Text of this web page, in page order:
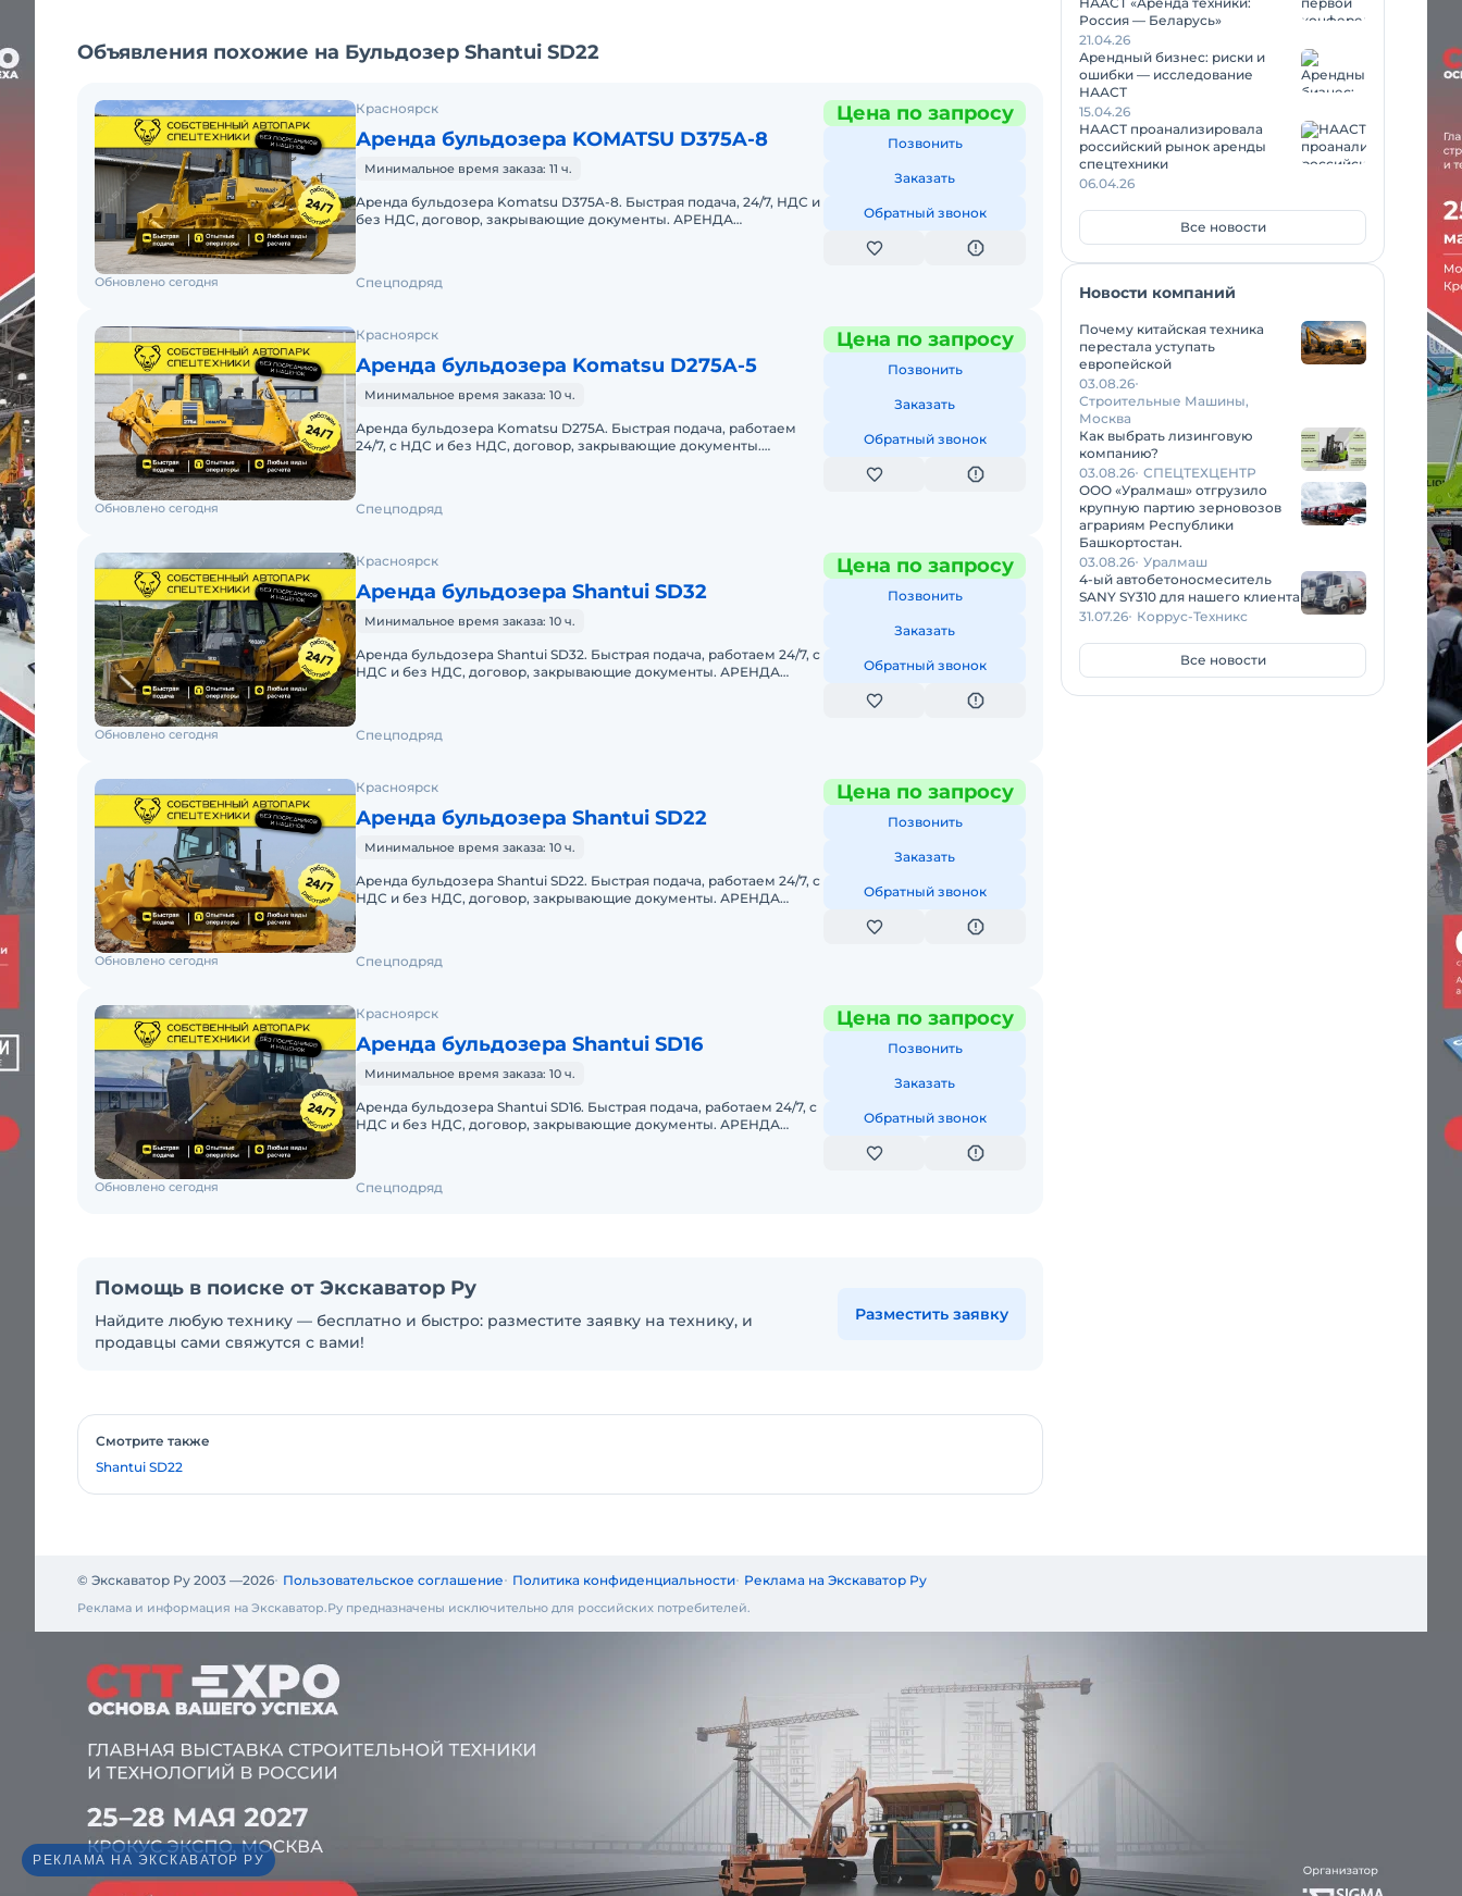
Объявления похожие на Бульдозер Shantui SD22
Красноярск
Аренда бульдозера KOMATSU D375A-8
Минимальное время заказа: 11 ч.
Аренда бульдозера Komatsu D375A-8. Быстрая подача, 24/7, НДС и
без НДС, договор, закрывающие документы. АРЕНДА
Цена по запросу
Позвонить
Заказать
Обратный звонок
Обновлено сегодня Спецподряд
Красноярск
Аренда бульдозера Komatsu D275A-5
Минимальное время заказа: 10 ч.
Аренда бульдозера Komatsu D275A. Быстрая подача, работаем
24/7, с НДС и без НДС, договор, закрывающие документы.
Цена по запросу
Позвонить
Заказать
Обратный звонок
Обновлено сегодня Спецподряд
Красноярск
Аренда бульдозера Shantui SD32
Минимальное время заказа: 10 ч.
Аренда бульдозера Shantui SD32. Быстрая подача, работаем 24/7, с
НДС и без НДС, договор, закрывающие документы. АРЕНДА
Цена по запросу
Позвонить
Заказать
Обратный звонок
Обновлено сегодня Спецподряд
Красноярск
Аренда бульдозера Shantui SD22
Минимальное время заказа: 10 ч.
Аренда бульдозера Shantui SD22. Быстрая подача, работаем 24/7, с
НДС и без НДС, договор, закрывающие документы. АРЕНДА
Цена по запросу
Позвонить
Заказать
Обратный звонок
Обновлено сегодня Спецподряд
Красноярск
Аренда бульдозера Shantui SD16
Минимальное время заказа: 10 ч.
Аренда бульдозера Shantui SD16. Быстрая подача, работаем 24/7, с
НДС и без НДС, договор, закрывающие документы. АРЕНДА
Цена по запросу
Позвонить
Заказать
Обратный звонок
Обновлено сегодня Спецподряд
Помощь в поиске от Экскаватор Ру
Найдите любую технику — бесплатно и быстро: разместите заявку на технику, и
продавцы сами свяжутся с вами!
Разместить заявку
Смотрите также
Shantui SD22
Россия — Беларусь»
21.04.26
Арендный бизнес: риски и
ошибки — исследование
НААСТ
15.04.26
НААСТ проанализировала
российский рынок аренды
спецтехники
06.04.26
Все новости
Новости компаний
Почему китайская техника
перестала уступать
европейской
03.08.26
Строительные Машины,
Москва
Как выбрать лизинговую
компанию?
03.08.26 СПЕЦТЕХЦЕНТР
ООО «Уралмаш» отгрузило
крупную партию зерновозов
аграриям Республики
Башкортостан.
03.08.26 Уралмаш
4-ый автобетоносмеситель
SANY SY310 для нашего клиента
31.07.26 Коррус-Техникс
Все новости
© Экскаватор Ру 2003 —2026 Пользовательское соглашение Политика конфиденциальности Реклама на Экскаватор Ру
Реклама и информация на Экскаватор.Ру предназначены исключительно для российских потребителей.